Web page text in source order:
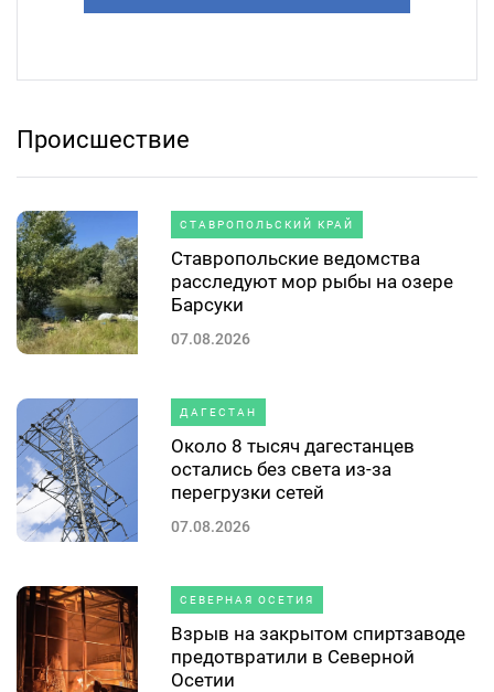
Происшествие
СТАВРОПОЛЬСКИЙ КРАЙ
Ставропольские ведомства
расследуют мор рыбы на озере
Барсуки
07.08.2026
ДАГЕСТАН
Около 8 тысяч дагестанцев
остались без света из-за
перегрузки сетей
07.08.2026
СЕВЕРНАЯ ОСЕТИЯ
Взрыв на закрытом спиртзаводе
предотвратили в Северной
Осетии